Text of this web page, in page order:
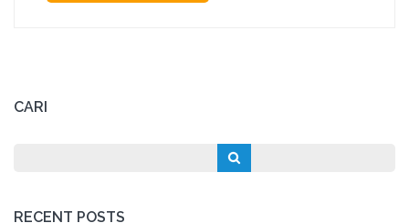
CARI
RECENT POSTS